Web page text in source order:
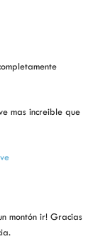
mas increible que
montón ir! Gracias